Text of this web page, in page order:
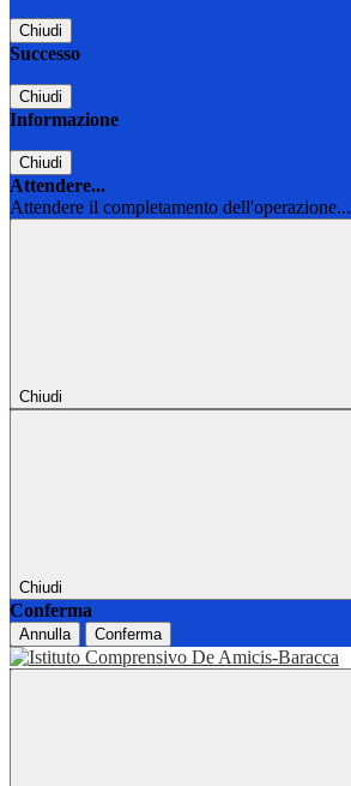
Chiudi
Successo
Chiudi
Informazione
Chiudi
Attendere...
Attendere il completamento dell'operazione...
Chiudi
Chiudi
Conferma
Annulla Conferma